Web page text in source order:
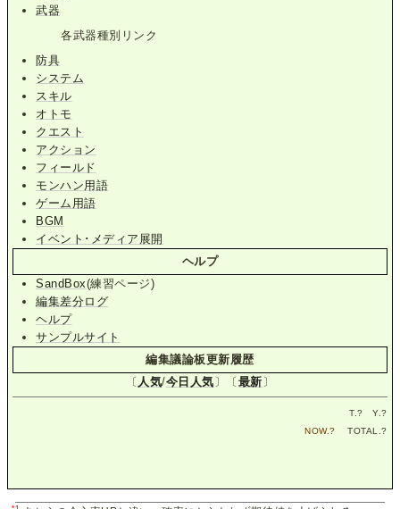
武器
各武器種別リンク
防具
システム
スキル
オトモ
クエスト
アクション
フィールド
モンハン用語
ゲーム用語
BGM
イベント･メディア展開
ヘルプ
SandBox(練習ページ)
編集差分ログ
ヘルプ
サンプルサイト
編集議論板更新履歴
〔 人気/今日人気〕〔最新〕
T.? Y.?
NOW.? TOTAL.?